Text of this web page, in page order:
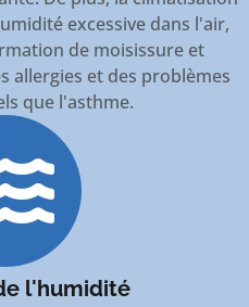
excessive dans l'air,
de moisissure et
allergies et des problèmes
que l'asthme.
l'humidité